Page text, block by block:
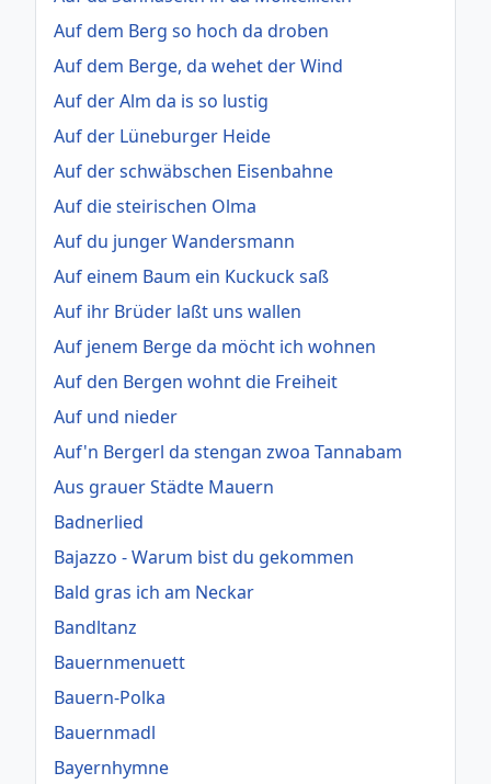
Auf dem Berg so hoch da droben
Auf dem Berge, da wehet der Wind
Auf der Alm da is so lustig
Auf der Lüneburger Heide
Auf der schwäbschen Eisenbahne
Auf die steirischen Olma
Auf du junger Wandersmann
Auf einem Baum ein Kuckuck saß
Auf ihr Brüder laßt uns wallen
Auf jenem Berge da möcht ich wohnen
Auf den Bergen wohnt die Freiheit
Auf und nieder
Auf'n Bergerl da stengan zwoa Tannabam
Aus grauer Städte Mauern
Badnerlied
Bajazzo - Warum bist du gekommen
Bald gras ich am Neckar
Bandltanz
Bauernmenuett
Bauern-Polka
Bauernmadl
Bayernhymne